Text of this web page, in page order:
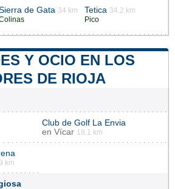
de Gata 34 km
Tetica 34.2 km
Pico
Y OCIO EN LOS
DE RIOJA
Club de Golf La Envia
en Vícar 18.1 km
km